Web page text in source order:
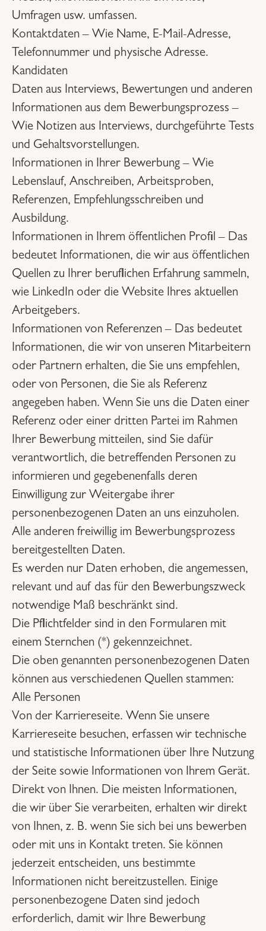
Umfragen usw. umfassen.
Kontaktdaten – Wie Name, E-Mail-Adresse,
Telefonnummer und physische Adresse.
Kandidaten
Daten aus Interviews, Bewertungen und anderen
Informationen aus dem Bewerbungsprozess –
Wie Notizen aus Interviews, durchgeführte Tests
und Gehaltsvorstellungen.
Informationen in Ihrer Bewerbung – Wie
Lebenslauf, Anschreiben, Arbeitsproben,
Referenzen, Empfehlungsschreiben und
Ausbildung.
Informationen in Ihrem öffentlichen Profil – Das
bedeutet Informationen, die wir aus öffentlichen
Quellen zu Ihrer beruflichen Erfahrung sammeln,
wie LinkedIn oder die Website Ihres aktuellen
Arbeitgebers.
Informationen von Referenzen – Das bedeutet
Informationen, die wir von unseren Mitarbeitern
oder Partnern erhalten, die Sie uns empfehlen,
oder von Personen, die Sie als Referenz
angegeben haben. Wenn Sie uns die Daten einer
Referenz oder einer dritten Partei im Rahmen
Ihrer Bewerbung mitteilen, sind Sie dafür
verantwortlich, die betreffenden Personen zu
informieren und gegebenenfalls deren
Einwilligung zur Weitergabe ihrer
personenbezogenen Daten an uns einzuholen.
Alle anderen freiwillig im Bewerbungsprozess
bereitgestellten Daten.
Es werden nur Daten erhoben, die angemessen,
relevant und auf das für den Bewerbungszweck
notwendige Maß beschränkt sind.
Die Pflichtfelder sind in den Formularen mit
einem Sternchen (*) gekennzeichnet.
Die oben genannten personenbezogenen Daten
können aus verschiedenen Quellen stammen:
Alle Personen
Von der Karriereseite. Wenn Sie unsere
Karriereseite besuchen, erfassen wir technische
und statistische Informationen über Ihre Nutzung
der Seite sowie Informationen von Ihrem Gerät.
Direkt von Ihnen. Die meisten Informationen,
die wir über Sie verarbeiten, erhalten wir direkt
von Ihnen, z. B. wenn Sie sich bei uns bewerben
oder mit uns in Kontakt treten. Sie können
jederzeit entscheiden, uns bestimmte
Informationen nicht bereitzustellen. Einige
personenbezogene Daten sind jedoch
erforderlich, damit wir Ihre Bewerbung